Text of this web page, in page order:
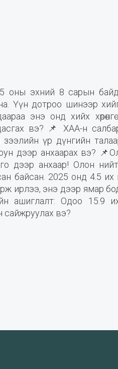
оны эхний 8 сарын
Үүн дотроо шинээр
энэ онд хийх
вэ? 📌 ХАА-н
зээлийн үр дүнгийн
дээр анхаарах вэ?
дээр анхаар! Олон
байсан. 2025 онд 4.5 их
ирлээ, энэ дээр ямар
ашиглалт: Одоо 15.9 их
сайжруулах вэ?